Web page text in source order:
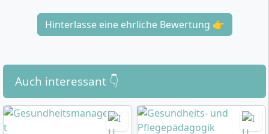
Hinterlasse eine ehrliche Bewertung 👉
Auch interessant 👇